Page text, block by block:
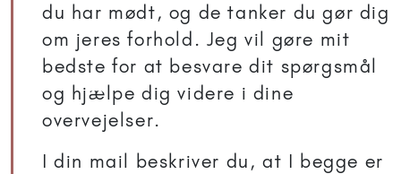
du har mødt, og de tanker du gør dig
om jeres forhold. Jeg vil gøre mit
bedste for at besvare dit spørgsmål
og hjælpe dig videre i dine
overvejelser.
I din mail beskriver du, at I begge er